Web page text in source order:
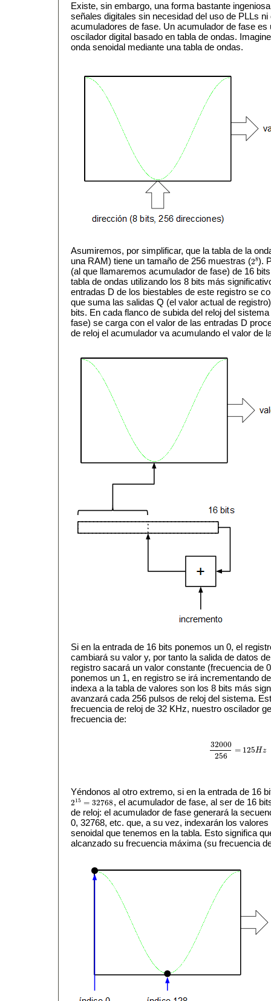
Existe, sin embargo, una forma bastante
señales digitales sin necesidad del uso de PLLs
acumuladores de fase. Un acumulador de fase es
oscilador digital basado en tabla de ondas.
onda senoidal mediante una tabla de ondas.
Asumiremos, por simplificar, que la tabla de la
una RAM) tiene un tamaño de 256 muestras (28
28).
(al que llamaremos acumulador de fase) de 16
tabla de ondas utilizando los 8 bits más
entradas D de los biestables de este registro se
que suma las salidas Q (el valor actual de
bits. En cada flanco de subida del reloj del
fase) se carga con el valor de las entradas D
de reloj el acumulador va acumulando el valor de
Si en la entrada de 16 bits ponemos un 0, el
cambiará su valor y, por tanto la salida de datos
registro sacará un valor constante (frecuencia de
ponemos un 1, en registro se irá incrementando
indexa a la tabla de valores son los 8 bits más
avanzará cada 256 pulsos de reloj del sistema.
frecuencia de reloj de 32 KHz, nuestro oscilador
frecuencia de:
32000
256
= 125Hz
32000256 =125Hz
Yéndonos al otro extremo, si en la entrada de 16
215 = 32768
215 =32768
, el acumulador de fase, al ser de 16
de reloj: el acumulador de fase generará la
0, 32768, etc. que, a su vez, indexarán los
senoidal que tenemos en la tabla. Esto significa
alcanzado su frecuencia máxima (su frecuencia